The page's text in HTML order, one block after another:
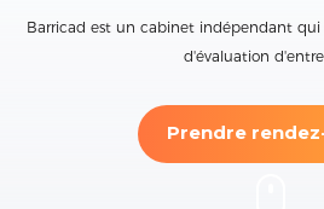
Barricad est un cabinet indépendant qui
d'évaluation
Prendre